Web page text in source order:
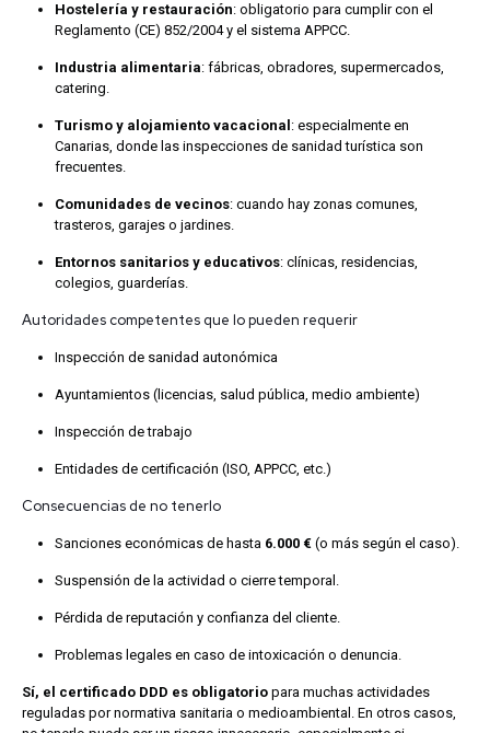
Hostelería y restauración: obligatorio para cumplir con el
Reglamento (CE) 852/2004 y el sistema APPCC.
Industria alimentaria: fábricas, obradores, supermercados,
catering.
Turismo y alojamiento vacacional : especialmente en
Canarias, donde las inspecciones de sanidad turística son
frecuentes.
Comunidades de vecinos: cuando hay zonas comunes,
trasteros, garajes o jardines.
Entornos sanitarios y educativos: clínicas, residencias,
colegios, guarderías.
Autoridades competentes que lo pueden requerir
Inspección de sanidad autonómica
Ayuntamientos (licencias, salud pública, medio ambiente)
Inspección de trabajo
Entidades de certificación (ISO, APPCC, etc.)
Consecuencias de no tenerlo
Sanciones económicas de hasta 6.000 € (o más según el caso).
Suspensión de la actividad o cierre temporal.
Pérdida de reputación y confianza del cliente.
Problemas legales en caso de intoxicación o denuncia.
Sí, el certificado DDD es obligatorio para muchas actividades
reguladas por normativa sanitaria o medioambiental. En otros casos,